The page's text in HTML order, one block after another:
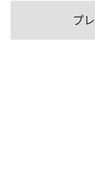
プ